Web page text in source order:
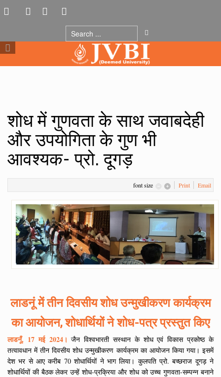
शोध में गुणवता के साथ जवाबदेही
और उपयोगिता के गुण भी
आवश्यक- प्रो. दूगड़
font size Print Email
लाडनूं में तीन दिवसीय शोध उन्मुखीकरण कार्यक्रम
का आयोजन, शोधार्थियों ने शोध-पत्र प्रस्तुत किए
लाडनूँ, 17 मई 2024। जैन विश्वभारती सस्थान के शोध एवं विकास प्रकोष्ठ के
तत्वावधान में तीन दिवसीय शोध उन्मुखीकरण कार्यक्रम का आयोजन किया गया। इसमें
देश भर से आए करीब 70 शोधार्थियों ने भाग लिया। कुलपति प्रो. बच्छराज दूगड़ ने
शोधार्थियों की बैठक लेकर उन्हें शोध-प्रक्रिया और शोध को उच्च गुणवता-सम्पन्न बनाने